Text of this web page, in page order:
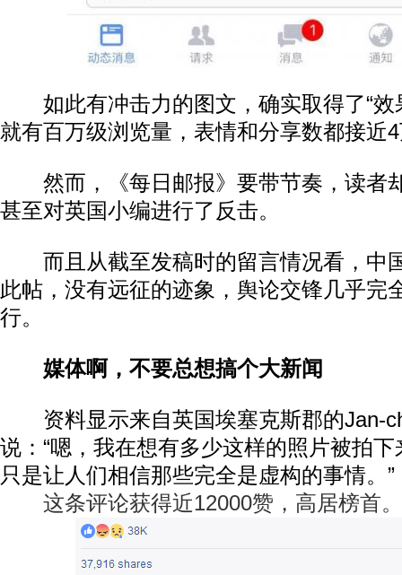
如此有冲击力的图文，确实取得了“效
就有百万级浏览量，表情和分享数都接近
然而，《每日邮报》要带节奏，读者
甚至对英国小编进行了反击。
而且从截至发稿时的留言情况看，中
此帖，没有远征的迹象，舆论交锋几乎完
行。
媒体啊，不要总想搞个大新闻
资料显示来自英国埃塞克斯郡的Jan-
说：“嗯，我在想有多少这样的照片被拍
只是让人们相信那些完全是虚构的事情。”
这条评论获得近12000赞，高居榜首。